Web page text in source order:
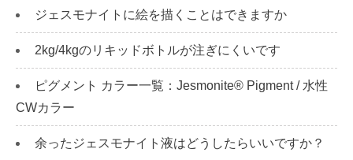
ジェスモナイトに絵を描くことはできますか
2kg/4kgのリキッドボトルが注ぎにくいです
ピグメント カラー一覧：Jesmonite® Pigment / 水性
CWカラー
余ったジェスモナイト液はどうしたらいいですか？